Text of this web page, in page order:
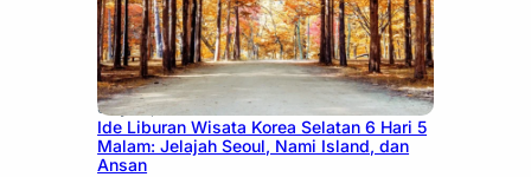
July 15, 2026
Ide Liburan Wisata Korea Selatan 6 Hari 5
Malam: Jelajah Seoul, Nami Island, dan
Ansan